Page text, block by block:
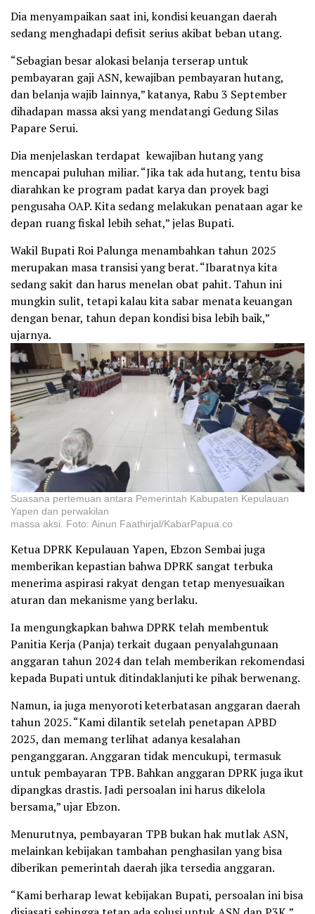
Dia menyampaikan saat ini, kondisi keuangan daerah
sedang menghadapi defisit serius akibat beban utang.
“Sebagian besar alokasi belanja terserap untuk
pembayaran gaji ASN, kewajiban pembayaran hutang,
dan belanja wajib lainnya,” katanya, Rabu 3 September
dihadapan massa aksi yang mendatangi Gedung Silas
Papare Serui.
Dia menjelaskan terdapat kewajiban hutang yang
mencapai puluhan miliar. “Jika tak ada hutang, tentu bisa
diarahkan ke program padat karya dan proyek bagi
pengusaha OAP. Kita sedang melakukan penataan agar ke
depan ruang fiskal lebih sehat,” jelas Bupati.
Wakil Bupati Roi Palunga menambahkan tahun 2025
merupakan masa transisi yang berat. “Ibaratnya kita
sedang sakit dan harus menelan obat pahit. Tahun ini
mungkin sulit, tetapi kalau kita sabar menata keuangan
dengan benar, tahun depan kondisi bisa lebih baik,”
ujarnya.
Suasana pertemuan antara Pemerintah Kabupaten Kepulauan
Yapen dan perwakilan
massa aksi. Foto: Ainun Faathirjal/KabarPapua.co
Ketua DPRK Kepulauan Yapen, Ebzon Sembai juga
memberikan kepastian bahwa DPRK sangat terbuka
menerima aspirasi rakyat dengan tetap menyesuaikan
aturan dan mekanisme yang berlaku.
Ia mengungkapkan bahwa DPRK telah membentuk
Panitia Kerja (Panja) terkait dugaan penyalahgunaan
anggaran tahun 2024 dan telah memberikan rekomendasi
kepada Bupati untuk ditindaklanjuti ke pihak berwenang.
Namun, ia juga menyoroti keterbatasan anggaran daerah
tahun 2025. “Kami dilantik setelah penetapan APBD
2025, dan memang terlihat adanya kesalahan
penganggaran. Anggaran tidak mencukupi, termasuk
untuk pembayaran TPB. Bahkan anggaran DPRK juga ikut
dipangkas drastis. Jadi persoalan ini harus dikelola
bersama,” ujar Ebzon.
Menurutnya, pembayaran TPB bukan hak mutlak ASN,
melainkan kebijakan tambahan penghasilan yang bisa
diberikan pemerintah daerah jika tersedia anggaran.
“Kami berharap lewat kebijakan Bupati, persoalan ini bisa